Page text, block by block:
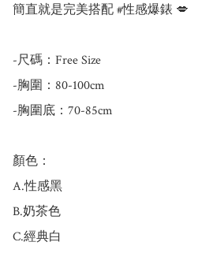
簡直就是完美搭配 #性感爆錶 💋
-尺碼：Free Size
-胸圍：80-100cm
-胸圍底：70-85cm
顏色：
A.性感黑
B.奶茶色
C.經典白